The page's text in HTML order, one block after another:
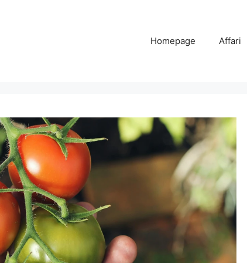
Homepage Affari